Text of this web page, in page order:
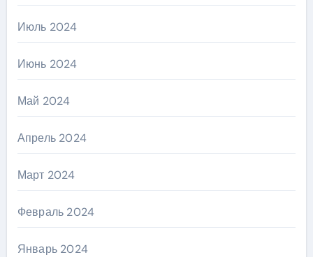
Июль 2024
Июнь 2024
Май 2024
Апрель 2024
Март 2024
Февраль 2024
Январь 2024